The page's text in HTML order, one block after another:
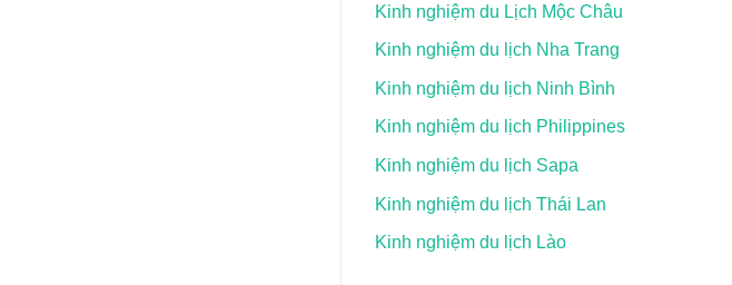
Kinh nghiệm du Lịch Mộc Châu
Kinh nghiệm du lịch Nha Trang
Kinh nghiệm du lịch Ninh Bình
Kinh nghiệm du lịch Philippines
Kinh nghiệm du lịch Sapa
Kinh nghiệm du lịch Thái Lan
Kinh nghiệm du lịch Lào